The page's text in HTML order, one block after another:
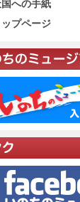
国への手紙
ップページ